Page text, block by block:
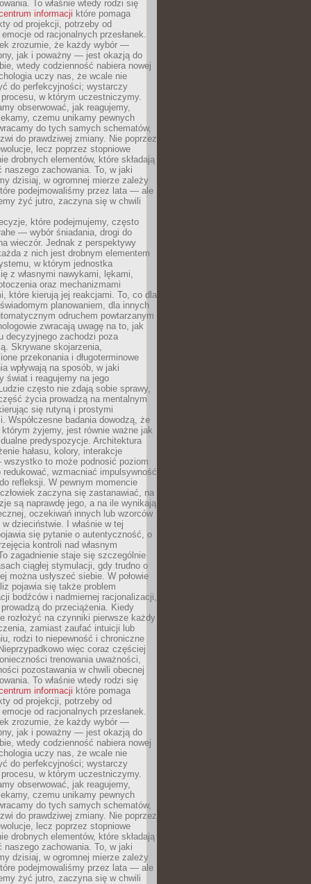
To właśnie wtedy rodzi się
informacji które pomaga
od projekcji, potrzeby od
od racjonalnych przesłanek.
zrozumie, że każdy wybór —
jak i poważny — jest okazją do
wtedy codzienność nabiera nowej
uczy nas, że wcale nie
do perfekcyjności; wystarczy
w którym uczestniczymy.
obserwować, jak reagujemy,
czemu unikamy pewnych
do tych samych schematów,
do prawdziwej zmiany. Nie poprzez
lecz poprzez stopniowe
drobnych elementów, które składają
naszego zachowania. To, w jaki
dzisiaj, w ogromnej mierze zależy
podejmowaliśmy przez lata — ale
żyć jutro, zaczyna się w chwili
które podejmujemy, często
— wybór śniadania, drogi do
wieczór. Jednak z perspektywy
z nich jest drobnym elementem
w którym jednostka
z własnymi nawykami, lękami,
oraz mechanizmami
które kierują jej reakcjami. To, co dla
planowaniem, dla innych
odruchem powtarzanym
zwracają uwagę na to, jak
decyzyjnego zachodzi poza
Skrywane skojarzenia,
przekonania i długoterminowe
wpływają na sposób, w jaki
świat i reagujemy na jego
często nie zdają sobie sprawy,
życia prowadzą na mentalnym
się rutyną i prostymi
Współczesne badania dowodzą, że
żyjemy, jest równie ważne jak
predyspozycje. Architektura
hałasu, kolory, interakcje
wszystko to może podnosić poziom
redukować, wzmacniać impulsywność
refleksji. W pewnym momencie
zaczyna się zastanawiać, na
są naprawdę jego, a na ile wynikają
oczekiwań innych lub wzorców
dzieciństwie. I właśnie w tej
się pytanie o autentyczność, o
kontroli nad własnym
zagadnienie staje się szczególnie
ciągłej stymulacji, gdy trudno o
można usłyszeć siebie. W połowie
pojawia się także problem
bodźców i nadmiernej racjonalizacji,
do przeciążenia. Kiedy
rozłożyć na czynniki pierwsze każdy
zamiast zaufać intuicji lub
rodzi to niepewność i chroniczne
więc coraz częściej
trenowania uważności,
pozostawania w chwili obecnej
To właśnie wtedy rodzi się
informacji które pomaga
od projekcji, potrzeby od
od racjonalnych przesłanek.
zrozumie, że każdy wybór —
jak i poważny — jest okazją do
wtedy codzienność nabiera nowej
uczy nas, że wcale nie
do perfekcyjności; wystarczy
w którym uczestniczymy.
obserwować, jak reagujemy,
czemu unikamy pewnych
do tych samych schematów,
do prawdziwej zmiany. Nie poprzez
lecz poprzez stopniowe
drobnych elementów, które składają
naszego zachowania. To, w jaki
dzisiaj, w ogromnej mierze zależy
podejmowaliśmy przez lata — ale
żyć jutro, zaczyna się w chwili